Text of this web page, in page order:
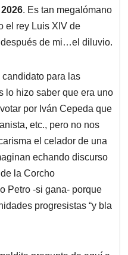
. Es tan megalómano
el rey Luis XIV de
de mi…el diluvio.
para las
lo hizo saber que era uno
por Iván Cepeda que
etc., pero no nos
el celador de una
echando discurso
la Corcho
Petro -si gana- porque
progresistas “y bla